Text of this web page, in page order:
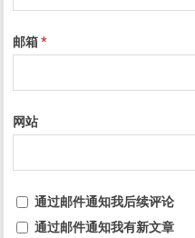
邮箱*
网站
通过邮件通知我后续评论
通过邮件通知我有新文章